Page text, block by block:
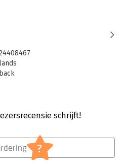
informatief/professioneel
schrijft!
?